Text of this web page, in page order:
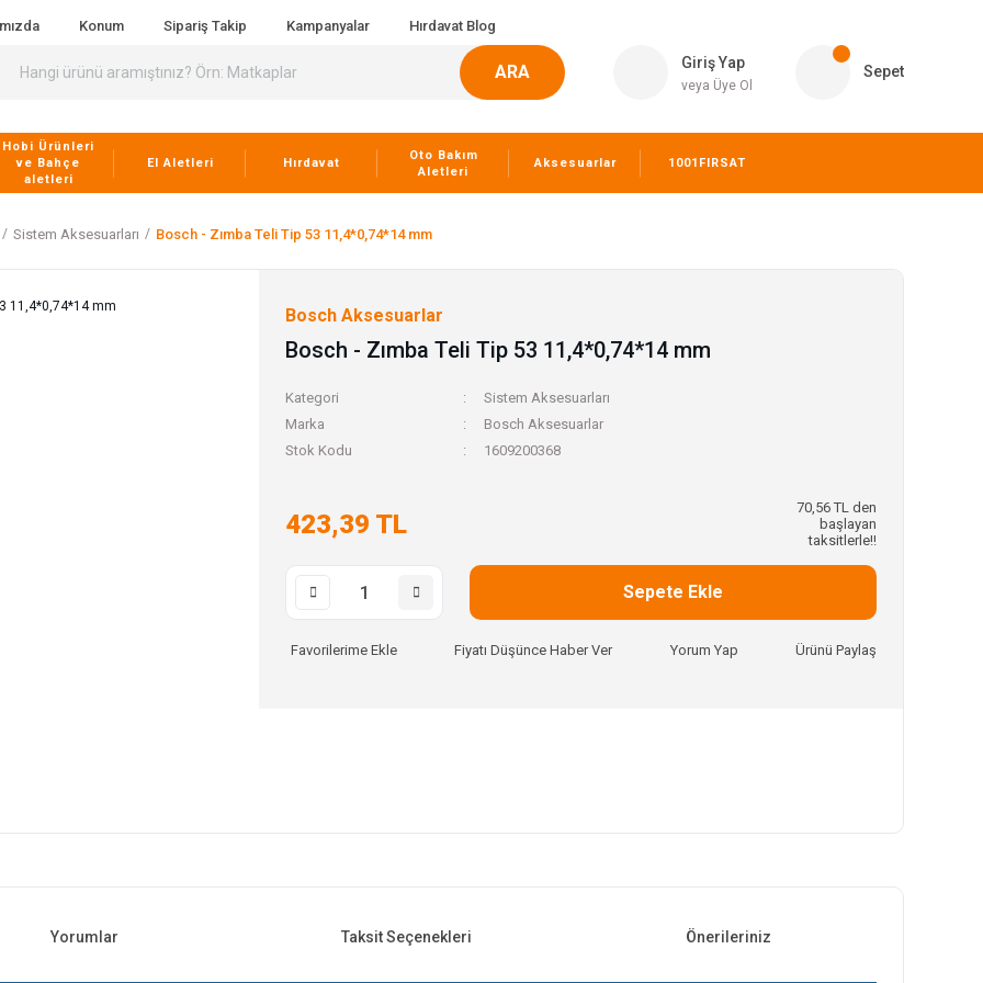
Konum Sipariş Takip Kampanyalar Hırdavat Blog
ARA Giriş Yap
veya Üye Ol
Sepet
Hobi Ürünleri
ve Bahçe
aletleri
El Aletleri Hırdavat
Oto Bakım
Aletleri
Aksesuarlar 1001FIRSAT
Sistem Aksesuarları Bosch - Zımba Teli Tip 53 11,4*0,74*14 mm
Bosch Aksesuarlar
Bosch - Zımba Teli Tip 53 11,4*0,74*14 mm
Kategori
Sistem Aksesuarları
Marka
Bosch Aksesuarlar
Stok Kodu
1609200368
423,39 TL
70,56 TL den
başlayan
taksitlerle!!
Sepete Ekle
Fiyatı Düşünce Haber Ver Yorum Yap Ürünü Paylaş
Yorumlar Taksit Seçenekleri Önerileriniz